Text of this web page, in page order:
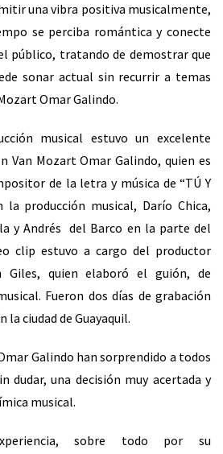
una vibra positiva musicalmente,
se perciba romántica y conecte
público, tratando de demostrar que
sonar actual sin recurrir a temas
Omar Galindo.
musical estuvo un excelente
Van Mozart Omar Galindo, quien es
de la letra y música de “TÚ Y
la producción musical, Darío Chica,
y Andrés del Barco en la parte del
clip estuvo a cargo del productor
Giles, quien elaboró el guión, de
Fueron dos días de grabación
ciudad de Guayaquil.
Galindo han sorprendido a todos
dudar, una decisión muy acertada y
musical.
sobre todo por su